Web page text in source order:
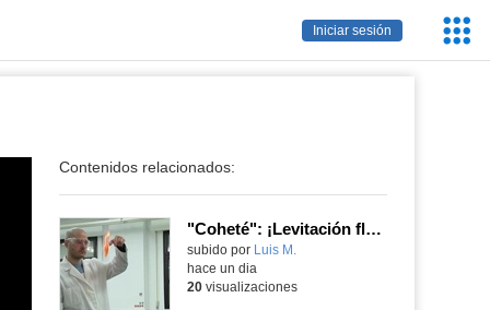
Iniciar sesión
Contenidos relacionados:
"Coheté": ¡Levitación flamígera!
Contenido educativo.
subido por Luis M.
hace un dia
20visualizaciones